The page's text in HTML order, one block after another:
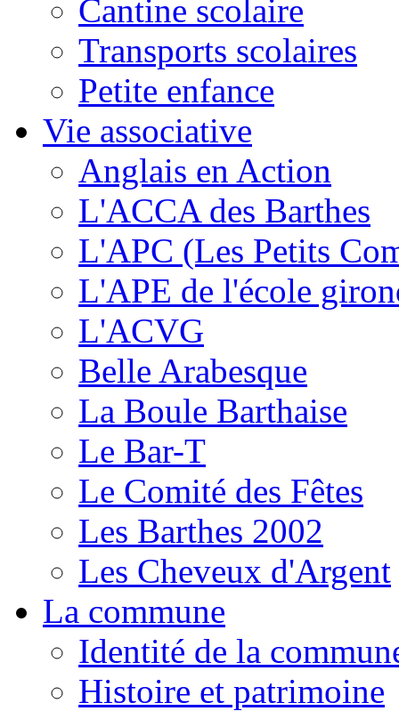
Cantine scolaire
Transports scolaires
Petite enfance
Vie associative
Anglais en Action
L'ACCA des Barthes
L'APC (Les Petits
L'APE de l'école
L'ACVG
Belle Arabesque
La Boule Barthaise
Le Bar-T
Le Comité des Fêtes
Les Barthes 2002
Les Cheveux d'Argent
La commune
Identité de la
Histoire et patrimoine